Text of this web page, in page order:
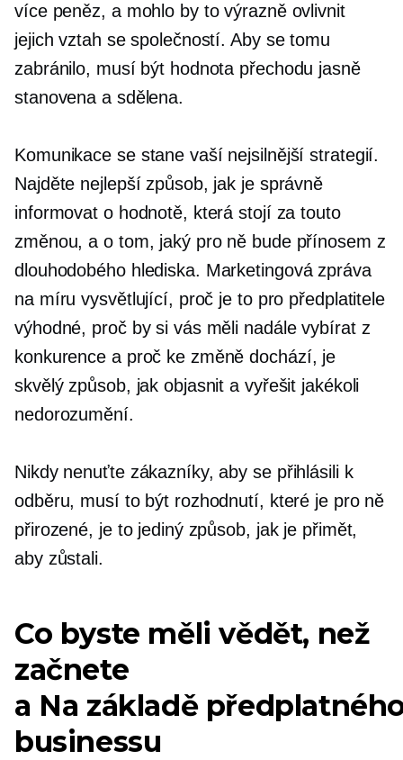
více peněz, a mohlo by to výrazně ovlivnit
jejich vztah se společností. Aby se tomu
zabránilo, musí být hodnota přechodu jasně
stanovena a sdělena.
Komunikace se stane vaší nejsilnější strategií.
Najděte nejlepší způsob, jak je správně
informovat o hodnotě, která stojí za touto
změnou, a o tom, jaký pro ně bude přínosem z
dlouhodobého hlediska. Marketingová zpráva
na míru vysvětlující, proč je to pro předplatitele
výhodné, proč by si vás měli nadále vybírat z
konkurence a proč ke změně dochází, je
skvělý způsob, jak objasnit a vyřešit jakékoli
nedorozumění.
Nikdy nenuťte zákazníky, aby se přihlásili k
odběru, musí to být rozhodnutí, které je pro ně
přirozené, je to jediný způsob, jak je přimět,
aby zůstali.
Co byste měli vědět, než
začnete
a Na základě
businessu